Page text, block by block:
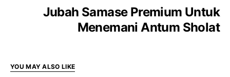
Jubah Samase Premium Untuk
Menemani Antum Sholat
YOU MAY ALSO LIKE